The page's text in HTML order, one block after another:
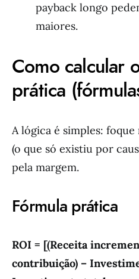
payback longo
maiores.
Como calcular
prática
A lógica é simples:
(o que só existiu por
pela margem.
Fórmula prática
ROI = [(Receita
contribuição) –